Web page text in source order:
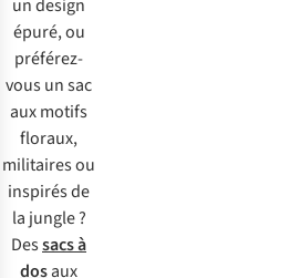
un design
épuré, ou
préférez-
vous un sac
aux motifs
floraux,
militaires ou
inspirés de
la jungle ?
Dessacs à
dosaux